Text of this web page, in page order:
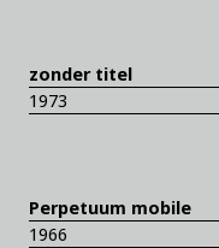
zonder titel
1973
Perpetuum mobile
1966